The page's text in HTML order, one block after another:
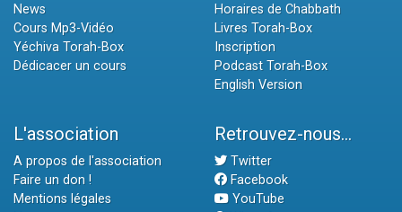
News
Cours Mp3-Vidéo
Yéchiva Torah-Box
Dédicacer un cours
Horaires de Chabbath
Livres Torah-Box
Inscription
Podcast Torah-Box
English Version
L'association
A propos de l'association
Faire un don !
Mentions légales
Retrouvez-nous...
Twitter
Facebook
YouTube